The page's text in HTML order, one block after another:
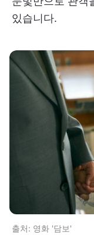
있습니다.
출처: 영화 '담보'